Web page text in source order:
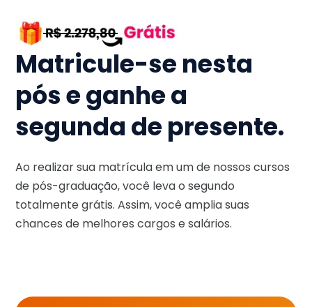
Matricule-se nesta
pós e ganhe a
segunda de presente.
Ao realizar sua matrícula em um de nossos cursos
de pós-graduação, você leva o segundo
totalmente grátis. Assim, você amplia suas
chances de melhores cargos e salários.